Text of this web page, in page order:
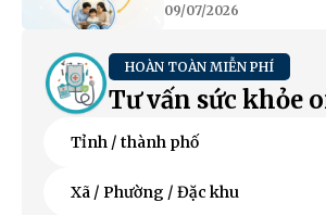
09/07/2026
HOÀN TOÀN MIỄN PHÍ
Tư vấn sức khỏe